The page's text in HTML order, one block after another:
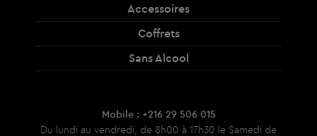
Accessoires
Coffrets
Sans Alcool
Mobile : +216 29 506 015
Du lundi au vendredi, de 8h00 à 17h30 le Samedi de